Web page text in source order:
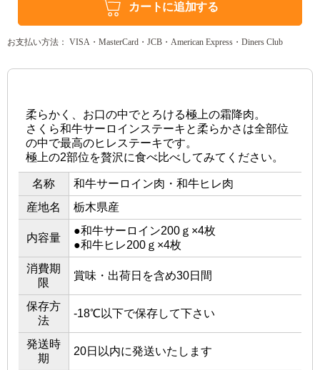
カートに追加する
お支払い方法： VISA・MasterCard・JCB・American Express・Diners Club
柔らかく、お口の中でとろける極上の霜降肉。
さくら和牛サーロインステーキと柔らかさは全部位
の中で最高のヒレステーキです。
極上の2部位を贅沢に食べ比べしてみてください。
名称
和牛サーロイン肉・和牛ヒレ肉
産地名
栃木県産
内容量
●和牛サーロイン200ｇ×4枚
●和牛ヒレ200ｇ×4枚
消費期
限
賞味・出荷日を含め30日間
保存方
法
-18℃以下で保存して下さい
発送時
期
20日以内に発送いたします